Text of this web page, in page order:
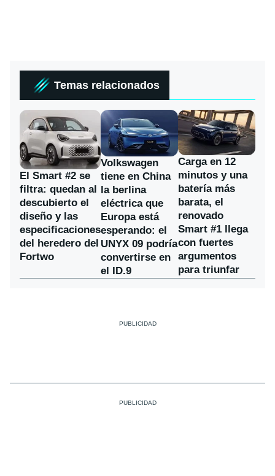
Temas relacionados
El Smart #2 se
filtra: quedan al
descubierto el
diseño y las
especificaciones
del heredero del
Fortwo
Volkswagen
tiene en China
la berlina
eléctrica que
Europa está
esperando: el
UNYX 09 podría
convertirse en
el ID.9
Carga en 12
minutos y una
batería más
barata, el
renovado
Smart #1 llega
con fuertes
argumentos
para triunfar